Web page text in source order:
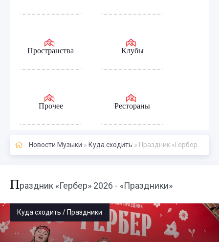
Пространства Клубы
Прочее Рестораны
Новости Музыки » Куда сходить » Праздник «Гербер» 2026 - «Праздники»
Праздник «Гербер» 2026 - «Праздники»
Куда сходить / Праздники